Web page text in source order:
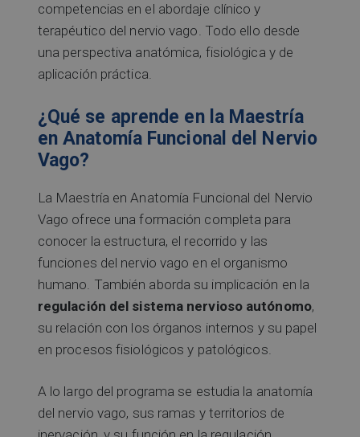
competencias en el abordaje clínico y
terapéutico del nervio vago. Todo ello desde
una perspectiva anatómica, fisiológica y de
aplicación práctica.
¿Qué se aprende en la Maestría
en Anatomía Funcional del Nervio
Vago?
La Maestría en Anatomía Funcional del Nervio
Vago ofrece una formación completa para
conocer la estructura, el recorrido y las
funciones del nervio vago en el organismo
humano. También aborda su implicación en la
regulación del sistema nervioso autónomo,
su relación con los órganos internos y su papel
en procesos fisiológicos y patológicos.
A lo largo del programa se estudia la anatomía
del nervio vago, sus ramas y territorios de